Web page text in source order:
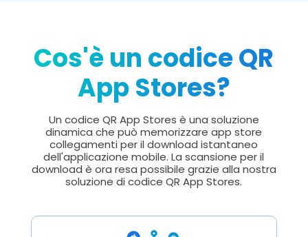
Cos'è un codice QR
App Stores?
Un codice QR App Stores è una soluzione
dinamica che può memorizzare app store
collegamenti per il download istantaneo
dell'applicazione mobile. La scansione per il
download è ora resa possibile grazie alla nostra
soluzione di codice QR App Stores.